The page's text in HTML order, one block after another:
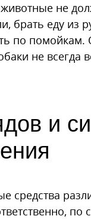
не
брать еду из
по помойкам.
не всегда
и
средства
по